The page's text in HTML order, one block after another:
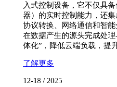
入式控制设备，它不仅具
器）的实时控制能力，还集
协议转换、网络通信和智
在数据产生的源头完成处
体化”，降低云端负载，提
了解更多
12-18 / 2025